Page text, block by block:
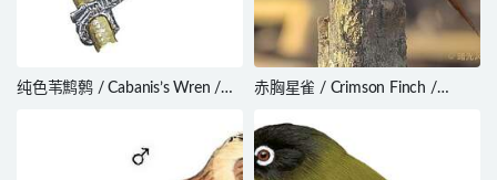
纯色苇鹪鹩 / Cabanis’s Wren /
赤胸星雀 / Crimson Finch /